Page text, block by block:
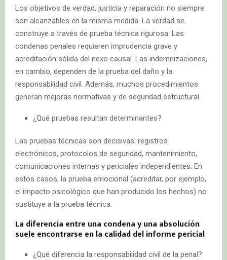
Los objetivos de verdad, justicia y reparación no siempre
son alcanzables en la misma medida. La verdad se
construye a través de prueba técnica rigurosa. Las
condenas penales requieren imprudencia grave y
acreditación sólida del nexo causal. Las indemnizaciones,
en cambio, dependen de la prueba del daño y la
responsabilidad civil. Además, muchos procedimientos
generan mejoras normativas y de seguridad estructural.
¿Qué pruebas resultan determinantes?
Las pruebas técnicas son decisivas: registros
electrónicos, protocolos de seguridad, mantenimiento,
comunicaciones internas y periciales independientes. En
estos casos, la prueba emocional (acreditar, por ejemplo,
el impacto psicológico que han producido los hechos) no
sustituye a la prueba técnica.
La diferencia entre una condena y una absolución
suele encontrarse en la calidad del informe pericial
¿Qué diferencia la responsabilidad civil de la penal?